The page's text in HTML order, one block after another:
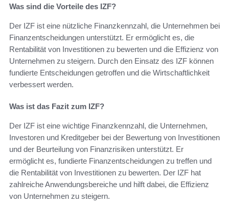
Was sind die Vorteile des IZF?
Der IZF ist eine nützliche Finanzkennzahl, die Unternehmen bei
Finanzentscheidungen unterstützt. Er ermöglicht es, die
Rentabilität von Investitionen zu bewerten und die Effizienz von
Unternehmen zu steigern. Durch den Einsatz des IZF können
fundierte Entscheidungen getroffen und die Wirtschaftlichkeit
verbessert werden.
Was ist das Fazit zum IZF?
Der IZF ist eine wichtige Finanzkennzahl, die Unternehmen,
Investoren und Kreditgeber bei der Bewertung von Investitionen
und der Beurteilung von Finanzrisiken unterstützt. Er
ermöglicht es, fundierte Finanzentscheidungen zu treffen und
die Rentabilität von Investitionen zu bewerten. Der IZF hat
zahlreiche Anwendungsbereiche und hilft dabei, die Effizienz
von Unternehmen zu steigern.